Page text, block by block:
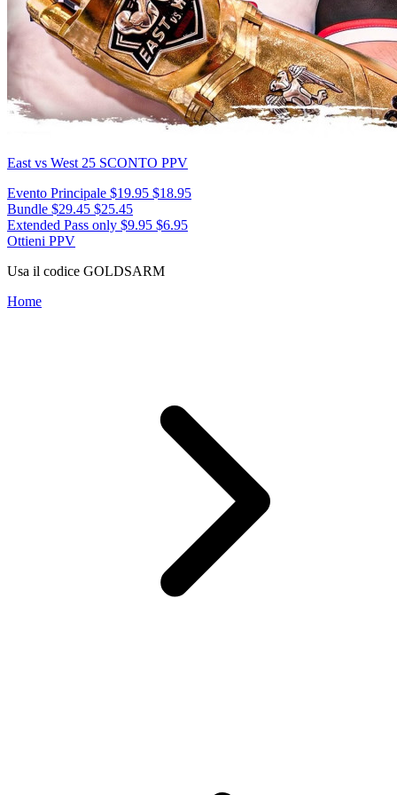
East vs West 25 SCONTO PPV
Evento Principale $19.95 $18.95
Bundle $29.45 $25.45
Extended Pass only $9.95 $6.95
Ottieni PPV
Usa il codice GOLDSARM
Home